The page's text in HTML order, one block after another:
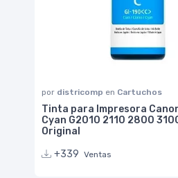
por districomp en Cartuchos
Tinta para Impresora
Cyan G2010 2110 2800
Original
+339 Ventas